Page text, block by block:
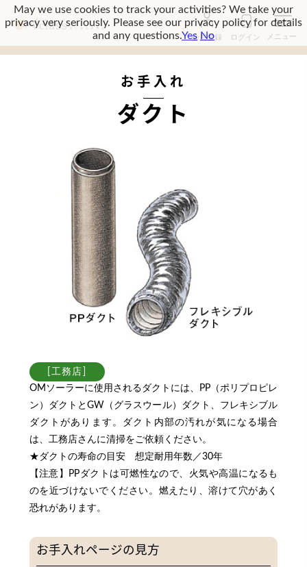
会員登録 ログイン
ダクト
OMソーラーに使用されるダクトには、PP（ポリプロピレ
ン）ダクトとGW（グラスウール）ダクト、フレキシブル
ダクトがあります。ダクト内部の汚れが気になる場合
は、工務店さんに清掃をご依頼ください。
★ダクトの寿命の目安 想定耐用年数／30年
【注意】PPダクトは可燃性なので、火気や高温になるも
のを近づけないでください。燃えたり、溶けて穴があく
恐れがあります。
お手入れページの見方
May we use cookies to track your activities? We take your
privacy very seriously. Please see our privacy policy for details
and any questions.Yes No